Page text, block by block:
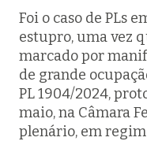
Foi o caso de PLs
estupro, uma vez
marcado por
de grande
PL 1904/2024,
maio, na Câmara
plenário, em